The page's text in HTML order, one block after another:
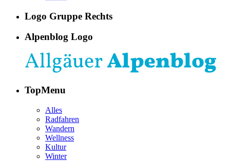
Logo Gruppe Rechts
Alpenblog Logo
TopMenu
Alles
Radfahren
Wandern
Wellness
Kultur
Winter